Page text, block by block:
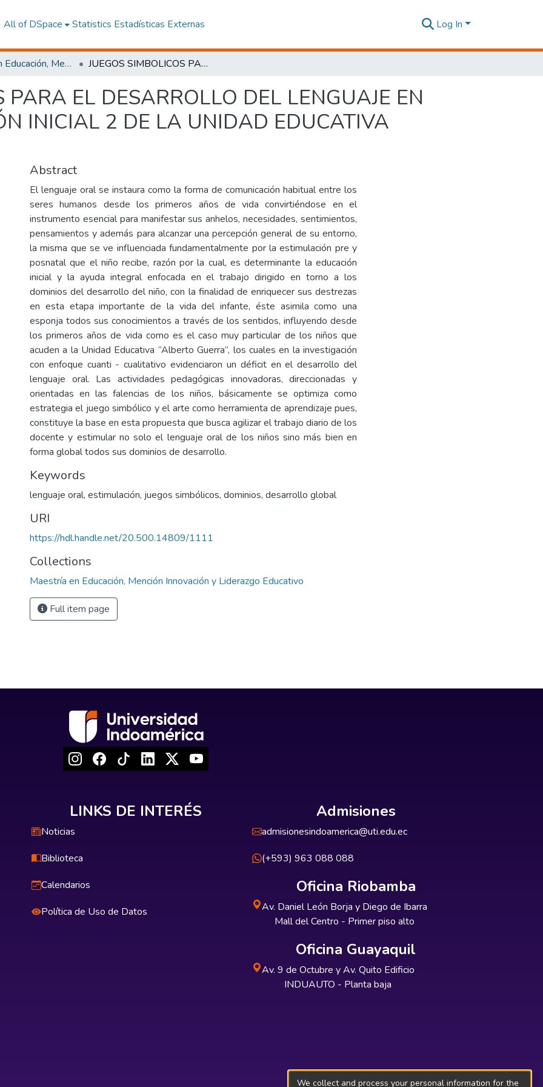
All of DSpace Statistics Estadísticas Externas Log In
Maestría en Educación, Mención Innovación y Liderazgo Educativo JUEGOS SIMBOLICOS PARA EL DESARROLLO DEL LENGUAJE EN NIÑOS DE EDUCACIÓN INICIAL 2 DE LA UNIDAD EDUCATIVA “ALBERTO GUERRA”
PARA EL DESARROLLO DEL LENGUAJE EN
INICIAL 2 DE LA UNIDAD EDUCATIVA
Abstract
El lenguaje oral se instaura como la forma de comunicación habitual entre los
seres humanos desde los primeros años de vida convirtiéndose en el
instrumento esencial para manifestar sus anhelos, necesidades, sentimientos,
pensamientos y además para alcanzar una percepción general de su entorno,
la misma que se ve influenciada fundamentalmente por la estimulación pre y
posnatal que el niño recibe, razón por la cual, es determinante la educación
inicial y la ayuda integral enfocada en el trabajo dirigido en torno a los
dominios del desarrollo del niño, con la finalidad de enriquecer sus destrezas
en esta etapa importante de la vida del infante, éste asimila como una
esponja todos sus conocimientos a través de los sentidos, influyendo desde
los primeros años de vida como es el caso muy particular de los niños que
acuden a la Unidad Educativa “Alberto Guerra”, los cuales en la investigación
con enfoque cuanti - cualitativo evidenciaron un déficit en el desarrollo del
lenguaje oral. Las actividades pedagógicas innovadoras, direccionadas y
orientadas en las falencias de los niños, básicamente se optimiza como
estrategia el juego simbólico y el arte como herramienta de aprendizaje pues,
constituye la base en esta propuesta que busca agilizar el trabajo diario de los
docente y estimular no solo el lenguaje oral de los niños sino más bien en
forma global todos sus dominios de desarrollo.
Keywords
lenguaje oral, estimulación, juegos simbólicos, dominios, desarrollo global
URI
https://hdl.handle.net/20.500.14809/1111
Collections
Maestría en Educación, Mención Innovación y Liderazgo Educativo
Full item page
LINKS DE INTERÉS
Noticias
Biblioteca
Calendarios
Política de Uso de Datos
Admisiones
admisionesindoamerica@uti.edu.ec
(+593) 963 088 088
Oficina Riobamba
Av. Daniel León Borja y Diego de Ibarra
Mall del Centro - Primer piso alto
Oficina Guayaquil
Av. 9 de Octubre y Av. Quito Edificio
INDUAUTO - Planta baja
We collect and process your personal information for the